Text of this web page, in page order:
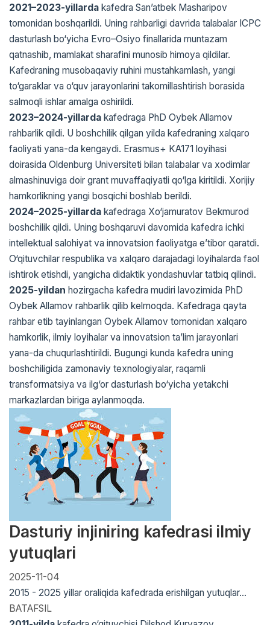
2021–2023-yillarda kafedra San’atbek Masharipov
tomonidan boshqarildi. Uning rahbarligi davrida talabalar ICPC
dasturlash bo‘yicha Evro–Osiyo finallarida muntazam
qatnashib, mamlakat sharafini munosib himoya qildilar.
Kafedraning musobaqaviy ruhini mustahkamlash, yangi
to‘garaklar va o‘quv jarayonlarini takomillashtirish borasida
salmoqli ishlar amalga oshirildi.
2023–2024-yillarda kafedraga PhD Oybek Allamov
rahbarlik qildi. U boshchilik qilgan yilda kafedraning xalqaro
faoliyati yana-da kengaydi. Erasmus+ KA171 loyihasi
doirasida Oldenburg Universiteti bilan talabalar va xodimlar
almashinuviga doir grant muvaffaqiyatli qo‘lga kiritildi. Xorijiy
hamkorlikning yangi bosqichi boshlab berildi.
2024–2025-yillarda kafedraga Xo‘jamuratov Bekmurod
boshchilik qildi. Uning boshqaruvi davomida kafedra ichki
intellektual salohiyat va innovatsion faoliyatga e’tibor qaratdi.
O‘qituvchilar respublika va xalqaro darajadagi loyihalarda faol
ishtirok etishdi, yangicha didaktik yondashuvlar tatbiq qilindi.
2025-yildan hozirgacha kafedra mudiri lavozimida PhD
Oybek Allamov rahbarlik qilib kelmoqda. Kafedraga qayta
rahbar etib tayinlangan Oybek Allamov tomonidan xalqaro
hamkorlik, ilmiy loyihalar va innovatsion ta’lim jarayonlari
yana-da chuqurlashtirildi. Bugungi kunda kafedra uning
boshchiligida zamonaviy texnologiyalar, raqamli
transformatsiya va ilg‘or dasturlash bo‘yicha yetakchi
markazlardan biriga aylanmoqda.
Dasturiy injiniring kafedrasi ilmiy
yutuqlari
2025-11-04
2015 - 2025 yillar oraliqida kafedrada erishilgan yutuqlar...
BATAFSIL